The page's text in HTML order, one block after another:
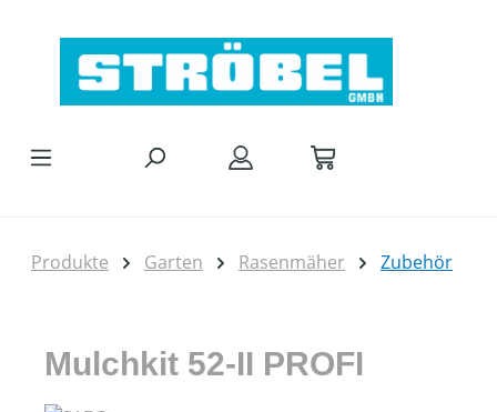
Produkte Garten Rasenmäher Zubehör
Mulchkit 52-II PROFI